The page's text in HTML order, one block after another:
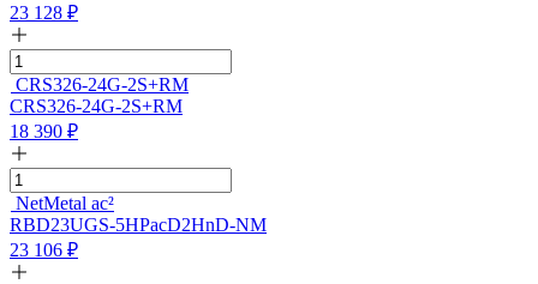
23 128 ₽
CRS326-24G-2S+RM
CRS326-24G-2S+RM
18 390 ₽
NetMetal ac²
RBD23UGS-5HPacD2HnD-NM
23 106 ₽